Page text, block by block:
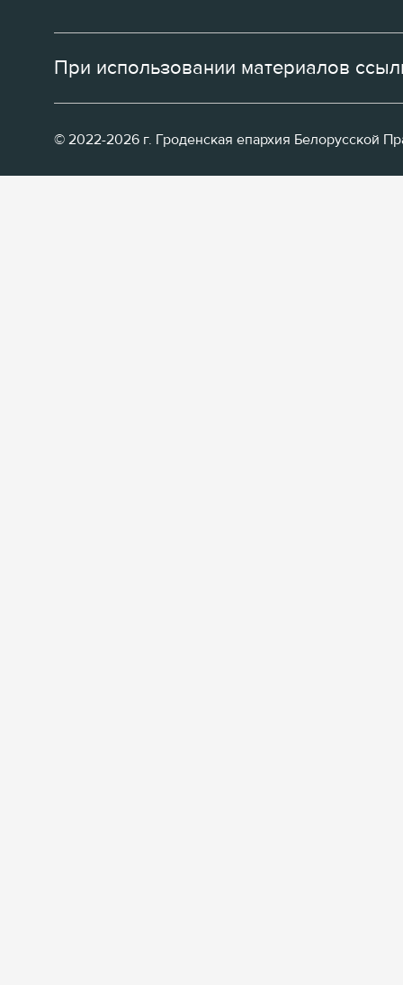
При использовании материалов
© 2022-2026 г. Гроденская епархия Белорусской